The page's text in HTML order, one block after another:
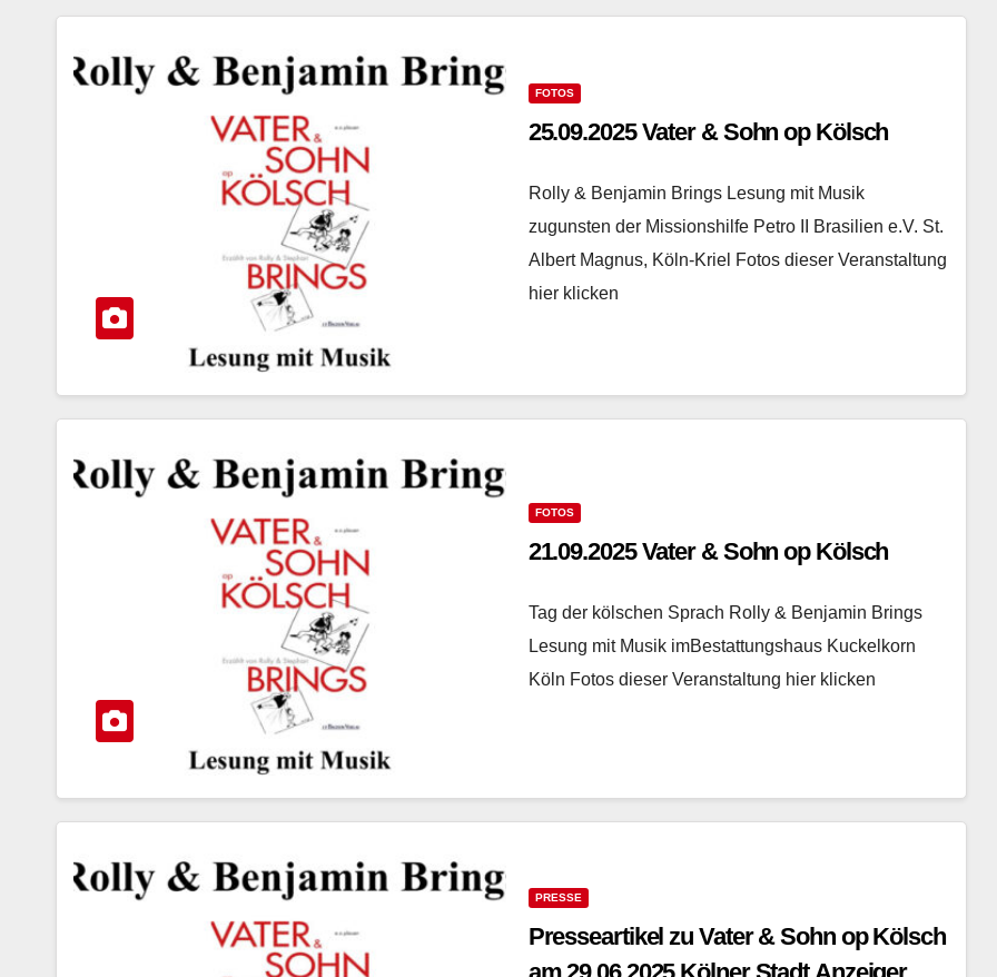
FOTOS
25.09.2025 Vater & Sohn op Kölsch
Rolly & Benjamin Brings Lesung mit Musik
zugunsten der Missionshilfe Petro II Brasilien e.V. St.
Albert Magnus, Köln-Kriel Fotos dieser Veranstaltung
hier klicken
FOTOS
21.09.2025 Vater & Sohn op Kölsch
Tag der kölschen Sprach Rolly & Benjamin Brings
Lesung mit Musik imBestattungshaus Kuckelkorn
Köln Fotos dieser Veranstaltung hier klicken
PRESSE
Presseartikel zu Vater & Sohn op Kölsch